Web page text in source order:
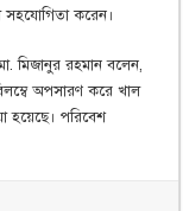
সহযোগিতা করেন।
মিজানুর রহমান বলেন,
অপসারণ করে খাল
হয়েছে। পরিবেশ